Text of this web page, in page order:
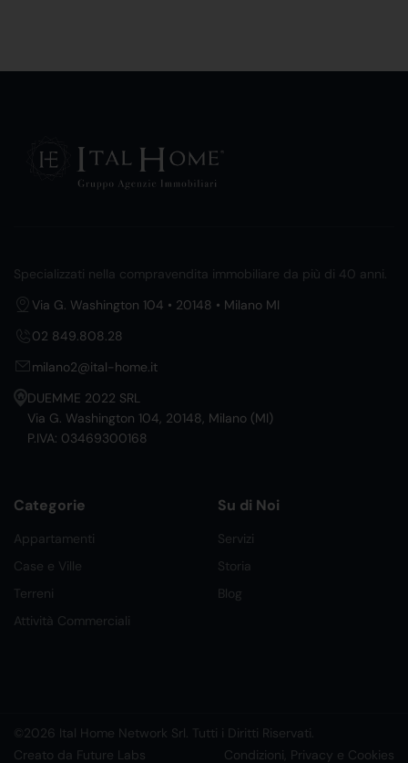
Specializzati nella compravendita immobiliare da più di 40 anni.
Via G. Washington 104 • 20148 • Milano MI
02 849.808.28
milano2@ital-home.it
DUEMME 2022 SRL
Via G. Washington 104, 20148, Milano (MI)
P.IVA: 03469300168
Categorie
Appartamenti
Case e Ville
Terreni
Attività Commerciali
Su di Noi
Servizi
Storia
Blog
©2026 Ital Home Network Srl. Tutti i Diritti Riservati.
Creato da Future Labs
Condizioni, Privacy e Cookies